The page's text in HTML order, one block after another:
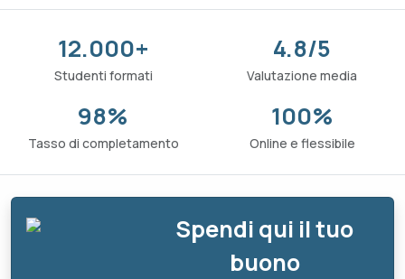
12.000+
Studenti formati
4.8/5
Valutazione media
98%
Tasso di completamento
100%
Online e flessibile
Spendi qui il tuo
buono